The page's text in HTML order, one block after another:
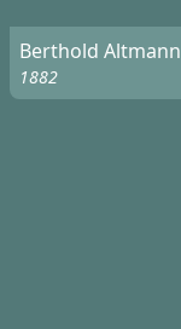
Berthold Altmann
1882